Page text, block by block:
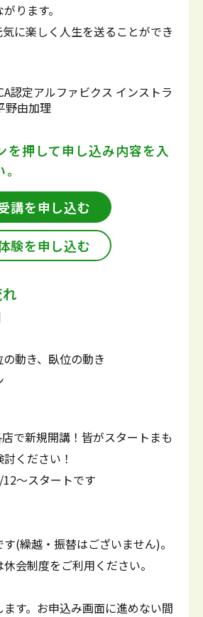
ります。
に楽しく人生を送ることができ
認定アルファビクス インストラ
由加理
を押して申し込み内容を入
講を申し込む
験を申し込む
動き、臥位の動き
新規開講！皆がスタートまも
ください！
～スタートです
(繰越・振替はございません)。
会制度をご利用ください。
す。お申込み画面に進めない間